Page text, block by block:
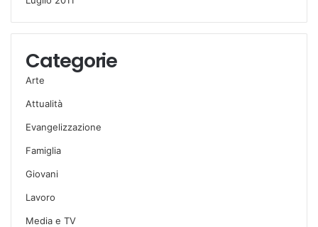
Categorie
Arte
Attualità
Evangelizzazione
Famiglia
Giovani
Lavoro
Media e TV